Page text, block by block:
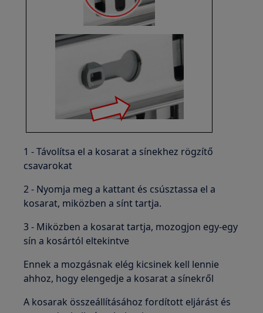
1 - Távolítsa el a kosarat a sínekhez rögzítő
csavarokat
2 - Nyomja meg a kattant és csúsztassa el a
kosarat, miközben a sínt tartja.
3 - Miközben a kosarat tartja, mozogjon egy-egy
sín a kosártól eltekintve
Ennek a mozgásnak elég kicsinek kell lennie
ahhoz, hogy elengedje a kosarat a sínekről
A kosarak összeállításához fordított eljárást és